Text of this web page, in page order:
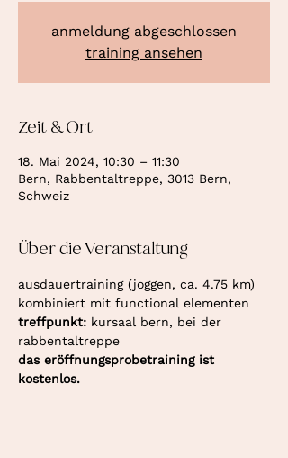
anmeldung abgeschlossen
training ansehen
Zeit & Ort
18. Mai 2024, 10:30 – 11:30
Bern, Rabbentaltreppe, 3013 Bern,
Schweiz
Über die Veranstaltung
ausdauertraining (joggen, ca. 4.75 km)
kombiniert mit functional elementen
treffpunkt: kursaal bern, bei der
rabbentaltreppe
das eröffnungsprobetraining ist
kostenlos.